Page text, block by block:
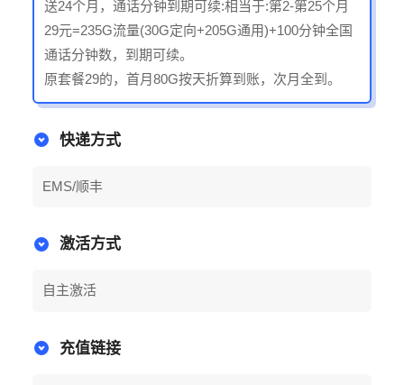
送24个月，通话分钟到期可续:相当于:第2-第25个月
29元=235G流量(30G定向+205G通用)+100分钟全国
通话分钟数，到期可续。
原套餐29的，首月80G按天折算到账，次月全到。
快递方式
EMS/顺丰
激活方式
自主激活
充值链接